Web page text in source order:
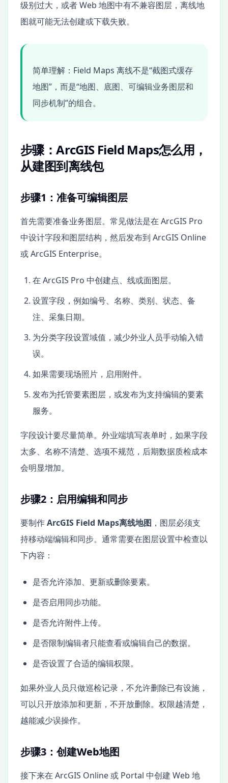
级别过大，或者 Web 地图中有不兼容图层，离线地
图就可能无法创建或下载失败。
简单理解：Field Maps 离线不是“截图式缓存
地图”，而是“地图、底图、可编辑业务图层和
同步机制”的组合。
步骤：ArcGIS Field Maps怎么用，
从建图到离线包
步骤1：准备可编辑图层
首先需要准备业务图层。常见做法是在 ArcGIS Pro
中设计字段和图层结构，然后发布到 ArcGIS Online
或 ArcGIS Enterprise。
在 ArcGIS Pro 中创建点、线或面图层。
设置字段，例如编号、名称、类别、状态、备
注、采集日期。
为分类字段设置域值，减少外业人员手动输入错
误。
如果需要现场照片，启用附件。
发布为托管要素图层，或发布为支持编辑的要素
服务。
字段设计要尽量简单。外业端填写表单时，如果字段
太多、名称不清楚、选项不规范，后期数据质检成本
会明显增加。
步骤2：启用编辑和同步
要制作ArcGIS Field Maps离线地图 ，图层必须支
持移动端编辑和同步。通常需要在图层设置中检查以
下内容：
是否允许添加、更新或删除要素。
是否启用同步功能。
是否允许附件上传。
是否限制编辑者只能查看或编辑自己的数据。
是否设置了合适的编辑权限。
如果外业人员只做巡检记录，不允许删除已有设施，
可以只开放添加和更新，不开放删除。权限越清楚，
越能减少误操作。
步骤3：创建Web地图
接下来在 ArcGIS Online 或 Portal 中创建 Web 地